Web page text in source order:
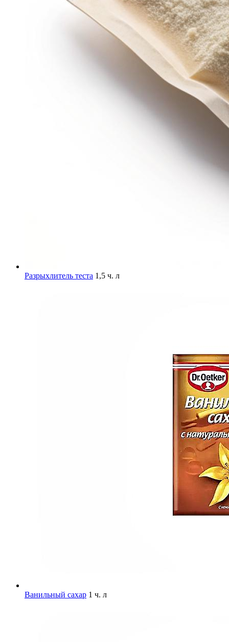
Разрыхлитель теста 1,5 ч. л
Ванильный сахар 1 ч. л